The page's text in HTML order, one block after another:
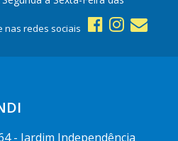
nas redes sociais
- Jardim Independência